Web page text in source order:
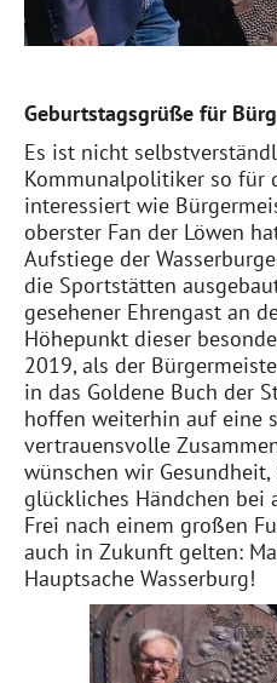
Geburtstagsgrüße für
Es ist nicht
Kommunalpolitiker so für
interessiert wie
oberster Fan der Löwen
Aufstiege der
die Sportstätten
gesehener Ehrengast an
Höhepunkt dieser
2019, als der
in das Goldene Buch der
hoffen weiterhin auf eine
vertrauensvolle
wünschen wir
glückliches Händchen bei
Frei nach einem großen
auch in Zukunft gelten:
Hauptsache Wasserburg!